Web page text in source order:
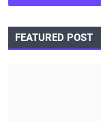
FEATURED POST